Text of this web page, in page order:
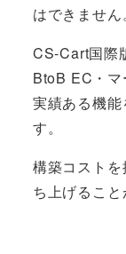
はできません。
CS-Cart国際
BtoB EC・
実績ある機
す。
構築コスト
ち上げること